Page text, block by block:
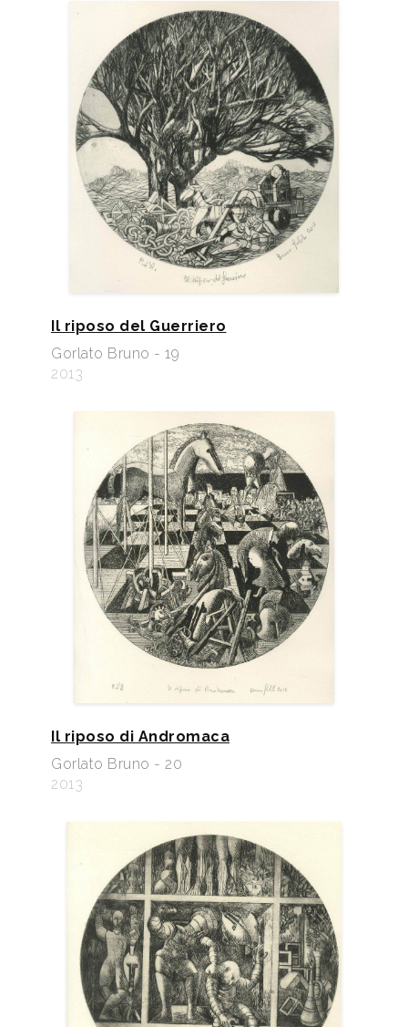
Il riposo del Guerriero
Gorlato Bruno - 19
2013
Il riposo di Andromaca
Gorlato Bruno - 20
2013